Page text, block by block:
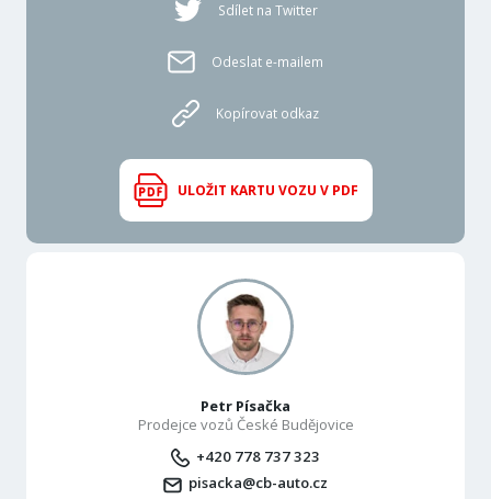
Sdílet na Twitter
Odeslat e-mailem
Kopírovat odkaz
ULOŽIT KARTU VOZU V PDF
Petr Písačka
Prodejce vozů České Budějovice
+420 778 737 323
pisacka@cb-auto.cz